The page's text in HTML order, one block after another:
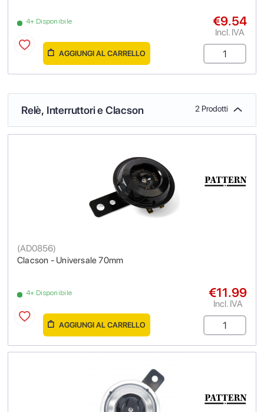
4+ Disponibile €9.54
Incl. IVA
AGGIUNGI AL CARRELLO
Relè, Interruttori e Clacson 2 Prodotti
Clacson - Universale 70mm
(AD0856)
4+ Disponibile €11.99
Incl. IVA
AGGIUNGI AL CARRELLO